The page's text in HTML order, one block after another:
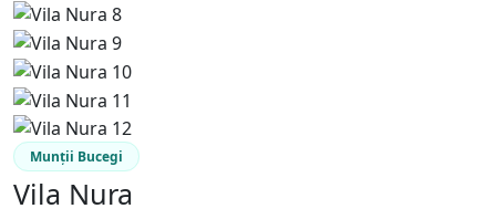
Munții Bucegi
Vila Nura